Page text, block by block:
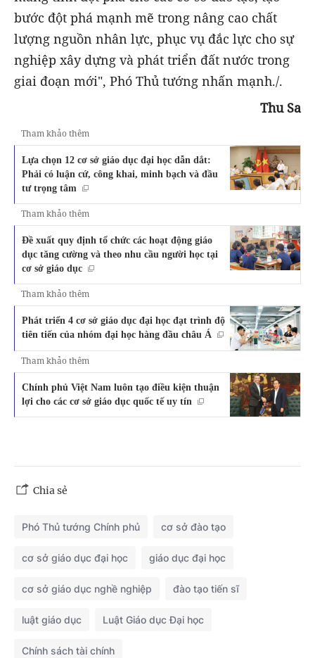
bước đột phá mạnh mẽ trong nâng cao chất
lượng nguồn nhân lực, phục vụ đắc lực cho sự
nghiệp xây dựng và phát triển đất nước trong
giai đoạn mới", Phó Thủ tướng nhấn mạnh./.
Thu Sa
Tham khảo thêm
Lựa chọn 12 cơ sở giáo dục đại học dẫn dắt:
Phải có luận cứ, công khai, minh bạch và đầu
tư trọng tâm
Tham khảo thêm
Đề xuất quy định tổ chức các hoạt động giáo
dục tăng cường và theo nhu cầu người học tại
cơ sở giáo dục
Tham khảo thêm
Phát triển 4 cơ sở giáo dục đại học đạt trình độ
tiên tiến của nhóm đại học hàng đầu châu Á
Tham khảo thêm
Chính phủ Việt Nam luôn tạo điều kiện thuận
lợi cho các cơ sở giáo dục quốc tế uy tín
Chia sẻ
Phó Thủ tướng Chính phủ cơ sở đào tạo
cơ sở giáo dục đại học giáo dục đại học
cơ sở giáo dục nghề nghiệp đào tạo tiến sĩ
luật giáo dục Luật Giáo dục Đại học
Chính sách tài chính